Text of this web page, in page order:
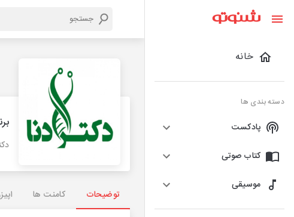
خانه
دسته بندی ها
پادکست
کتاب صوتی
موسیقی
توضیحات کامنت ها